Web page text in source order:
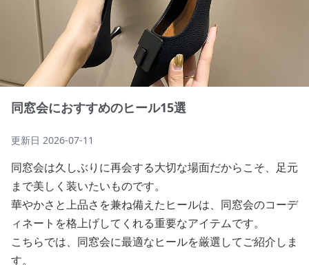
同窓会におすすめのヒール15選
更新日 2026-07-11
同窓会は久しぶりに再会する大切な場面だからこそ、足元
まで美しく装いたいものです。
華やかさと上品さを兼ね備えたヒールは、同窓会のコーデ
ィネートを格上げしてくれる重要なアイテムです。
こちらでは、同窓会に最適なヒールを厳選してご紹介しま
す。